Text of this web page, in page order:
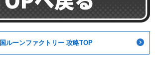
ルーンファクトリー 攻略TOP